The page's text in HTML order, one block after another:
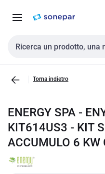
navigazione alla
Cerca input
Torna indietro
ENERGY SPA -
KIT614US3 - KIT
ACCUMULO 6 KW